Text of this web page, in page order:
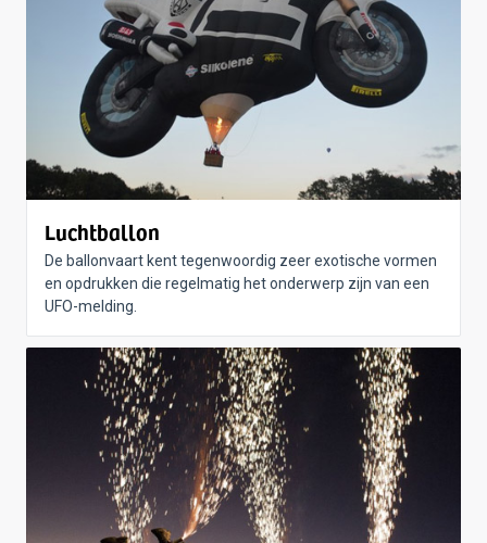
Luchtballon
De ballonvaart kent tegenwoordig zeer exotische vormen
en opdrukken die regelmatig het onderwerp zijn van een
UFO-melding.